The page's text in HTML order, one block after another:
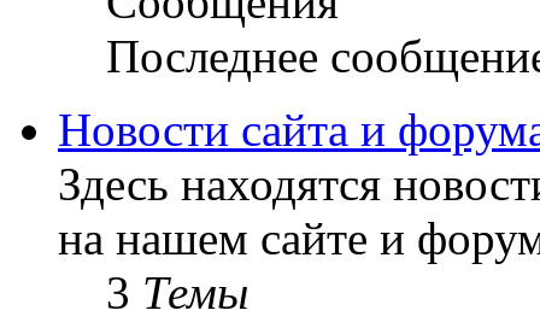
Последнее
Новости сайта и
Здесь находятся
на нашем сайте и
3 Темы